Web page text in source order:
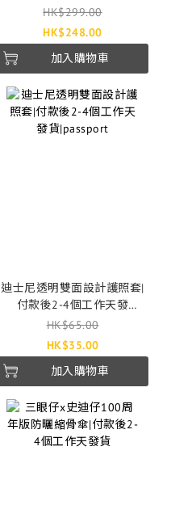
｜付款後3-7個工作天發貨
HK$299.00
HK$248.00
加入購物車
迪士尼透明雙面設計護照套|
付款後2-4個工作天發
貨|passport
HK$65.00
HK$35.00
加入購物車